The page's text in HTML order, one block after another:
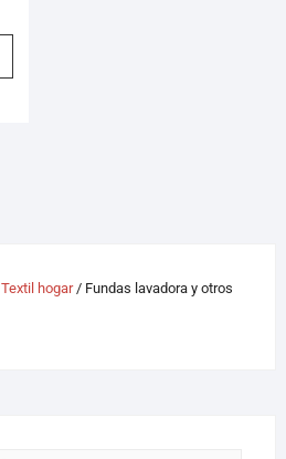
Textil hogar/ Fundas lavadora y otros